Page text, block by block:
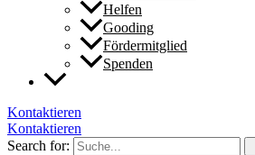
Helfen
Gooding
Fördermitglied
Spenden
Kontaktieren
Kontaktieren
Search for: